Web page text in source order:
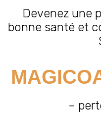
Devenez une
bonne santé et
–